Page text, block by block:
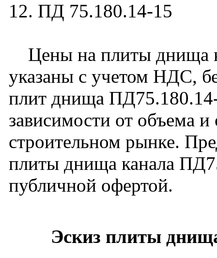
12. ПД 75.180.14-15
Цены на плиты днища
указаны с учетом НДС,
плит днища
зависимости от объема
строительном рынке.
плиты днища канала
публичной офертой.
Эскиз плиты